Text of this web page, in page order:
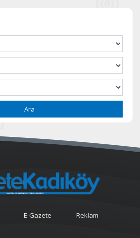
Ara
E-Gazete Reklam